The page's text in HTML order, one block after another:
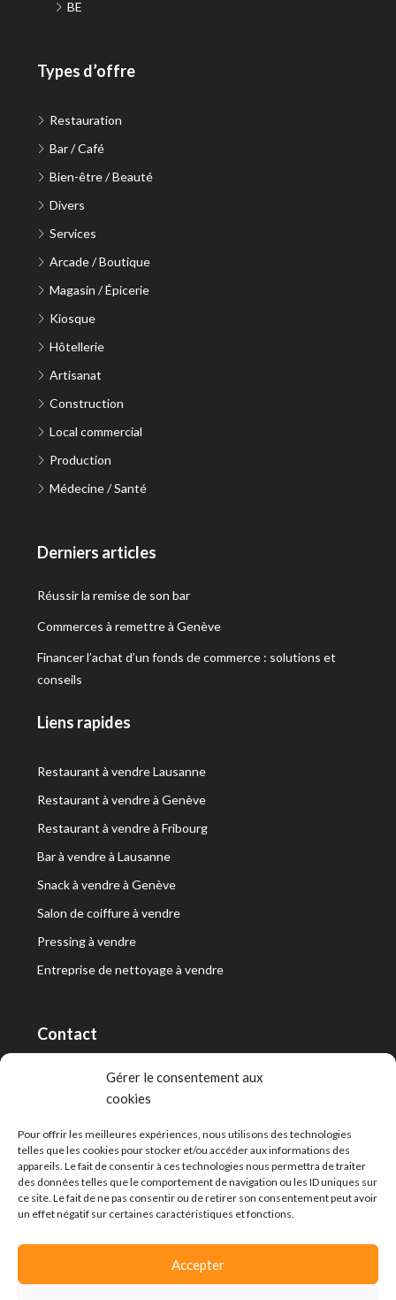
Gérer le consentement aux
cookies
Pour offrir les meilleures expériences, nous utilisons des technologies
telles que les cookies pour stocker et/ou accéder aux informations des
appareils. Le fait de consentir à ces technologies nous permettra de traiter
des données telles que le comportement de navigation ou les ID uniques sur
ce site. Le fait de ne pas consentir ou de retirer son consentement peut avoir
un effet négatif sur certaines caractéristiques et fonctions.
Accepter
BE
Types d’offre
Restauration
Bar / Café
Bien-être / Beauté
Divers
Services
Arcade / Boutique
Magasin / Épicerie
Kiosque
Hôtellerie
Artisanat
Construction
Local commercial
Production
Médecine / Santé
Derniers articles
Réussir la remise de son bar
Commerces à remettre à Genève
Financer l’achat d’un fonds de commerce : solutions et
conseils
Liens rapides
Restaurant à vendre Lausanne
Restaurant à vendre à Genève
Restaurant à vendre à Fribourg
Bar à vendre à Lausanne
Snack à vendre à Genève
Salon de coiffure à vendre
Pressing à vendre
Entreprise de nettoyage à vendre
Contact
RT Capital First SA/Ltd
info@capitalfirst.ch